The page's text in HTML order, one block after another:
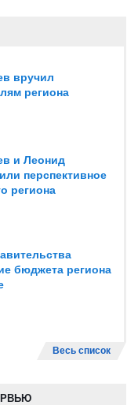
вручил
региона
и Леонид
перспективное
региона
бюджета региона
Весь список